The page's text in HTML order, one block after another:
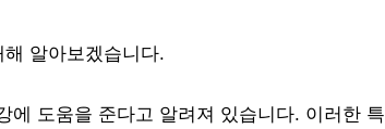
알아보겠습니다.
에 도움을 준다고 알려져 있습니다. 이러한 특